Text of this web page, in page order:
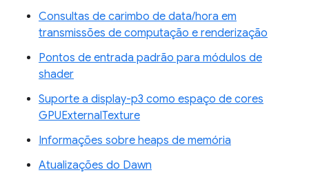
Consultas de carimbo de data/hora em
transmissões de computação e renderização
Pontos de entrada padrão para módulos de
shader
Suporte a display-p3 como espaço de cores
GPUExternalTexture
Informações sobre heaps de memória
Atualizações do Dawn